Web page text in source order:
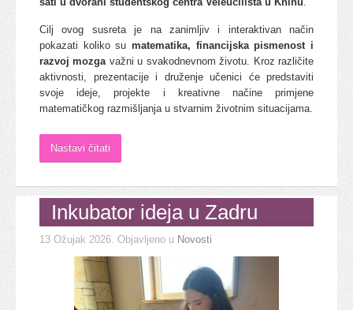
Cilj ovog susreta je na zanimljiv i interaktivan način
pokazati koliko su matematika, financijska pismenost i
razvoj mozga važni u svakodnevnom životu. Kroz različite
aktivnosti, prezentacije i druženje učenici će predstaviti
svoje ideje, projekte i kreativne načine primjene
matematičkog razmišljanja u stvarnim životnim situacijama.
Nastavi čitati
Inkubator ideja u Zadru
13 Ožujak 2026 . Objavljeno u Novosti